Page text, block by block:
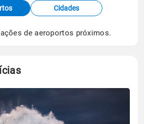
de estações
satélite do Centro de Previsão
Climáticos (CPTEC).
Cidades
de aeroportos próximos.